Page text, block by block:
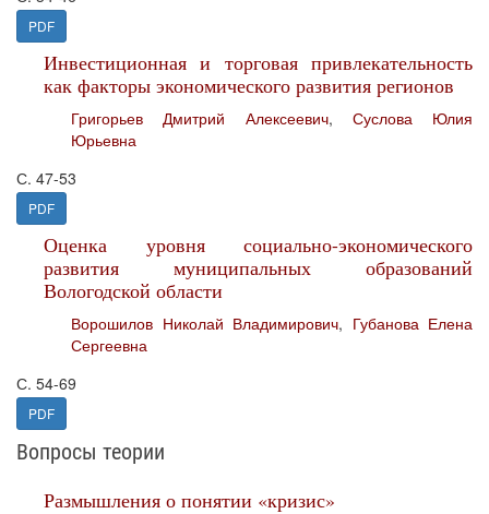
PDF
Инвестиционная и торговая привлекательность
как факторы экономического развития регионов
Григорьев Дмитрий Алексеевич, Суслова Юлия
Юрьевна
С. 47-53
PDF
Оценка уровня социально-экономического
развития муниципальных образований
Вологодской области
Ворошилов Николай Владимирович, Губанова Елена
Сергеевна
С. 54-69
PDF
Вопросы теории
Размышления о понятии «кризис»